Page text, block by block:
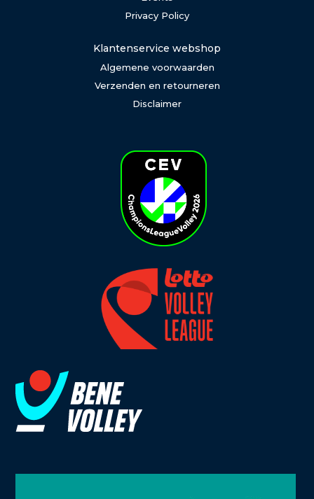
Privacy Policy
Klantenservice webshop
Algemene voorwaarden
Verzenden en retourneren
Disclaimer